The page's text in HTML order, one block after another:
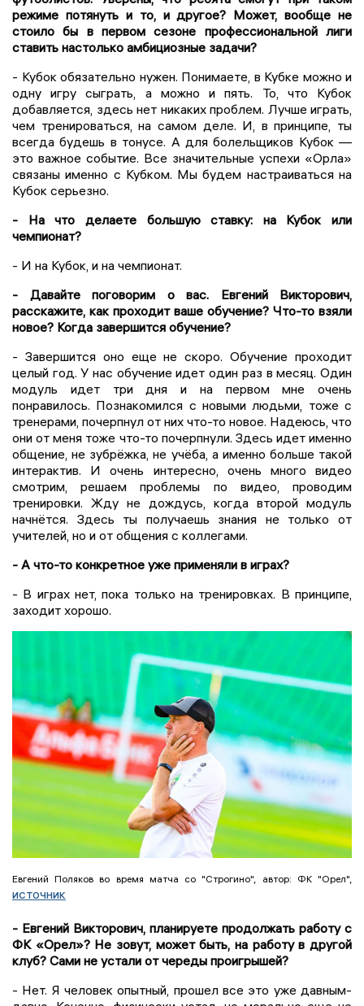
режиме потянуть и то, и другое? Может, вообще не
стоило бы в первом сезоне профессиональной лиги
ставить настолько амбициозные задачи?
- Кубок обязательно нужен. Понимаете, в Кубке можно и
одну игру сыграть, а можно и пять. То, что Кубок
добавляется, здесь нет никаких проблем. Лучше играть,
чем тренироваться, на самом деле. И, в принципе, ты
всегда будешь в тонусе. А для болельщиков Кубок —
это важное событие. Все значительные успехи «Орла»
связаны именно с Кубком. Мы будем настраиваться на
Кубок серьезно.
- На что делаете большую ставку: на Кубок или
чемпионат?
- И на Кубок, и на чемпионат.
- Давайте поговорим о вас. Евгений Викторович,
расскажите, как проходит ваше обучение? Что-то взяли
новое? Когда завершится обучение?
- Завершится оно еще не скоро. Обучение проходит
целый год. У нас обучение идет один раз в месяц. Один
модуль идет три дня и на первом мне очень
понравилось. Познакомился с новыми людьми, тоже с
тренерами, почерпнул от них что-то новое. Надеюсь, что
они от меня тоже что-то почерпнули. Здесь идет именно
общение, не зубрёжка, не учёба, а именно больше такой
интерактив. И очень интересно, очень много видео
смотрим, решаем проблемы по видео, проводим
тренировки. Жду не дождусь, когда второй модуль
начнётся. Здесь ты получаешь знания не только от
учителей, но и от общения с коллегами.
- А что-то конкретное уже применяли в играх?
- В играх нет, пока только на тренировках. В принципе,
заходит хорошо.
Евгений Поляков во время матча со "Строгино", автор: ФК "Орел",
источник
- Евгений Викторович, планируете продолжать работу с
ФК «Орел»? Не зовут, может быть, на работу в другой
клуб? Сами не устали от череды проигрышей?
- Нет. Я человек опытный, прошел все это уже давным-